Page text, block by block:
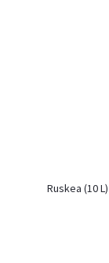
Ruskea (10 L)